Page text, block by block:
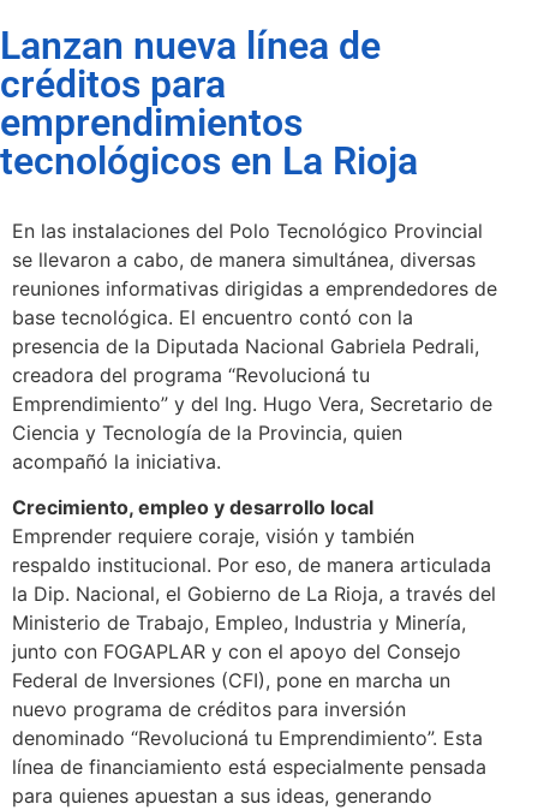
Lanzan nueva línea de
créditos para
emprendimientos
tecnológicos en La Rioja
En las instalaciones del Polo Tecnológico Provincial
se llevaron a cabo, de manera simultánea, diversas
reuniones informativas dirigidas a emprendedores de
base tecnológica. El encuentro contó con la
presencia de la Diputada Nacional Gabriela Pedrali,
creadora del programa “Revolucioná tu
Emprendimiento” y del Ing. Hugo Vera, Secretario de
Ciencia y Tecnología de la Provincia, quien
acompañó la iniciativa.
Crecimiento, empleo y desarrollo local
Emprender requiere coraje, visión y también
respaldo institucional. Por eso, de manera articulada
la Dip. Nacional, el Gobierno de La Rioja, a través del
Ministerio de Trabajo, Empleo, Industria y Minería,
junto con FOGAPLAR y con el apoyo del Consejo
Federal de Inversiones (CFI), pone en marcha un
nuevo programa de créditos para inversión
denominado “Revolucioná tu Emprendimiento”. Esta
línea de financiamiento está especialmente pensada
para quienes apuestan a sus ideas, generando